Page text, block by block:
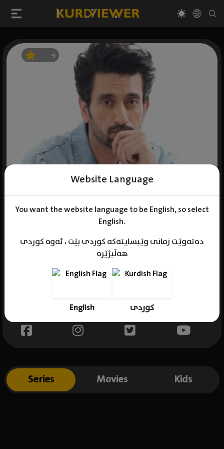
Website Language
You want the website language to be English, so select
English.
دەتەوێت زمانی وێبسایتەکە کوردی بێت ، ئەوە کوردی
هەڵبژێرە
English کوردی
9
Gender : male
Place of birth : India
Series Movies Kids